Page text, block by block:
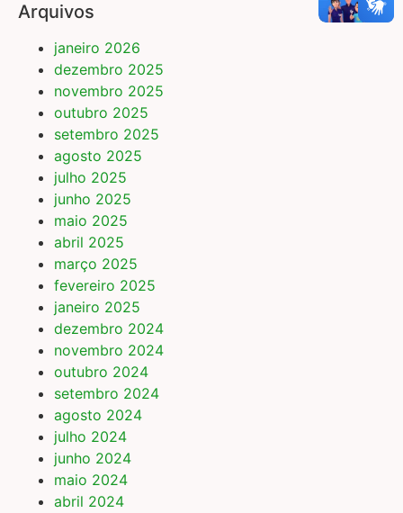
Arquivos
janeiro 2026
dezembro 2025
novembro 2025
outubro 2025
setembro 2025
agosto 2025
julho 2025
junho 2025
maio 2025
abril 2025
março 2025
fevereiro 2025
janeiro 2025
dezembro 2024
novembro 2024
outubro 2024
setembro 2024
agosto 2024
julho 2024
junho 2024
maio 2024
abril 2024